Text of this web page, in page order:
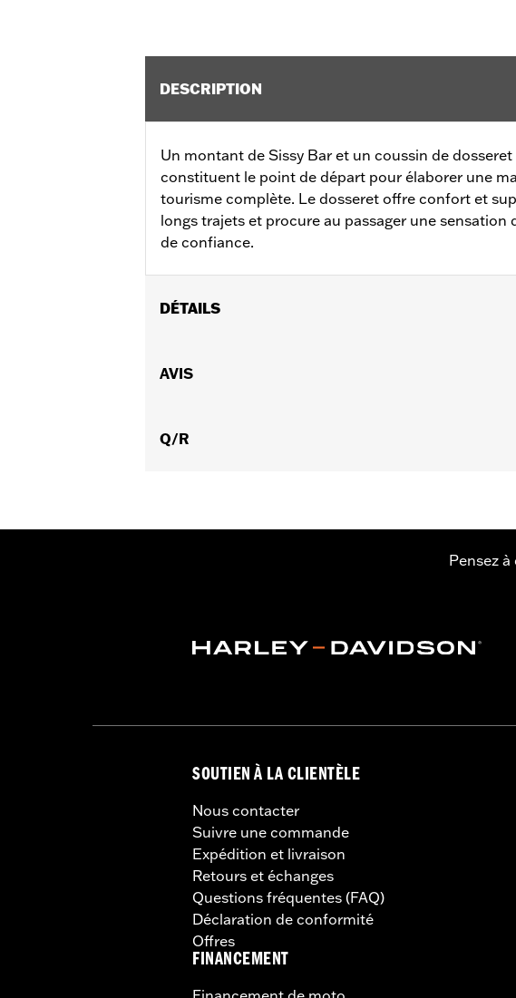
DESCRIPTION
Un montant de Sissy Bar et un coussin de dosseret
constituent le point de départ pour élaborer une
tourisme complète. Le dosseret offre confort et
longs trajets et procure au passager une sensation
de confiance.
DÉTAILS
FLHTC de 2006 à 2008 équipés du kit de rack H-D®
Style de montage:
Vendu à l'unité:Chaque
AVIS
Q/R
Pensez
SOUTIEN À LA CLIENTÈLE
Nous contacter
Suivre une commande
Expédition et livraison
Retours et échanges
Questions fréquentes (FAQ)
Déclaration de conformité
Offres
FINANCEMENT